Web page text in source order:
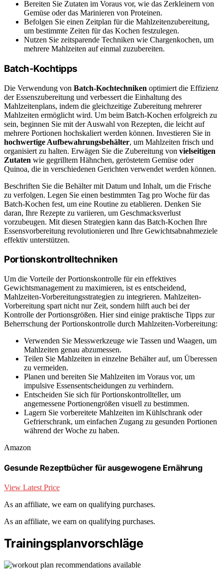
Bereiten Sie Zutaten im Voraus vor, wie das Zerkleinern von
Gemüse oder das Marinieren von Proteinen.
Befolgen Sie einen Zeitplan für die Mahlzeitenzubereitung,
um bestimmte Zeiten für das Kochen festzulegen.
Nutzen Sie zeitsparende Techniken wie Chargenkochen, um
mehrere Mahlzeiten auf einmal zuzubereiten.
Batch-Kochtipps
Die Verwendung von Batch-Kochtechniken optimiert die Effizienz
der Essenszubereitung und verbessert die Einhaltung des
Mahlzeitenplans, indem die gleichzeitige Zubereitung mehrerer
Mahlzeiten ermöglicht wird. Um beim Batch-Kochen erfolgreich zu
sein, beginnen Sie mit der Auswahl von Rezepten, die leicht auf
mehrere Portionen hochskaliert werden können. Investieren Sie in
hochwertige Aufbewahrungsbehälter, um Mahlzeiten frisch und
organisiert zu halten. Erwägen Sie die Zubereitung von vielseitigen
Zutaten wie gegrilltem Hähnchen, geröstetem Gemüse oder
Quinoa, die in verschiedenen Gerichten verwendet werden können.
Beschriften Sie die Behälter mit Datum und Inhalt, um die Frische
zu verfolgen. Legen Sie einen bestimmten Tag pro Woche für das
Batch-Kochen fest, um eine Routine zu etablieren. Denken Sie
daran, Ihre Rezepte zu variieren, um Geschmacksverlust
vorzubeugen. Mit diesen Strategien kann das Batch-Kochen Ihre
Essensvorbereitung revolutionieren und Ihre Gewichtsabnahmeziele
effektiv unterstützen.
Portionskontrolltechniken
Um die Vorteile der Portionskontrolle für ein effektives
Gewichtsmanagement zu maximieren, ist es entscheidend,
Mahlzeiten-Vorbereitungsstrategien zu integrieren. Mahlzeiten-
Vorbereitung spart nicht nur Zeit, sondern hilft auch bei der
Kontrolle der Portionsgrößen. Hier sind einige praktische Tipps zur
Beherrschung der Portionskontrolle durch Mahlzeiten-Vorbereitung:
Verwenden Sie Messwerkzeuge wie Tassen und Waagen, um
Mahlzeiten genau abzumessen.
Teilen Sie Mahlzeiten in einzelne Behälter auf, um Überessen
zu vermeiden.
Planen und bereiten Sie Mahlzeiten im Voraus vor, um
impulsive Essensentscheidungen zu verhindern.
Entscheiden Sie sich für Portionskontrollteller, um
angemessene Portionengrößen visuell zu bestimmen.
Lagern Sie vorbereitete Mahlzeiten im Kühlschrank oder
Gefrierschrank, um einfachen Zugang zu gesunden Portionen
während der Woche zu haben.
Amazon
Gesunde Rezeptbücher für ausgewogene Ernährung
View Latest Price
As an affiliate, we earn on qualifying purchases.
As an affiliate, we earn on qualifying purchases.
Trainingsplanvorschläge